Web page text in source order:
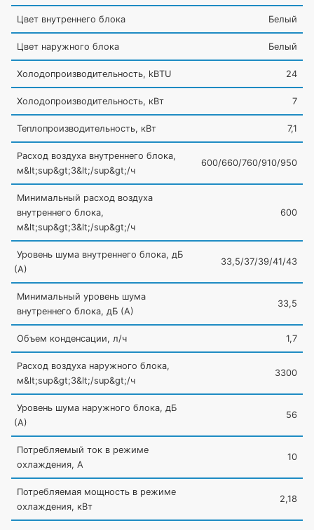
Цвет внутреннего блока Белый
Цвет наружного блока Белый
Холодопроизводительность, kBTU 24
Холодопроизводительность, кВт 7
Теплопроизводительность, кВт 7,1
Расход воздуха внутреннего блока,
м&lt;sup&gt;3&lt;/sup&gt;/ч
600/660/760/910/950
Минимальный расход воздуха
внутреннего блока,
м&lt;sup&gt;3&lt;/sup&gt;/ч
600
Уровень шума внутреннего блока, дБ
(А)
33,5/37/39/41/43
Минимальный уровень шума
внутреннего блока, дБ (А)
33,5
Объем конденсации, л/ч 1,7
Расход воздуха наружного блока,
м&lt;sup&gt;3&lt;/sup&gt;/ч
3300
Уровень шума наружного блока, дБ
(А)
56
Потребляемый ток в режиме
охлаждения, А
10
Потребляемая мощность в режиме
охлаждения, кВт
2,18